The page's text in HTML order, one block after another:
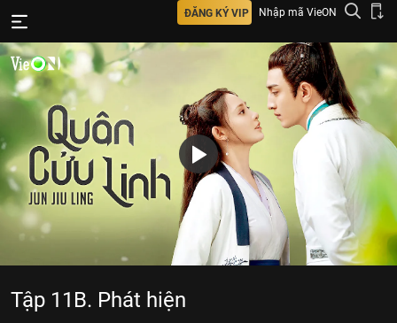
ĐĂNG KÝ VIP Nhập mã VieON
Tập 11B. Phát hiện